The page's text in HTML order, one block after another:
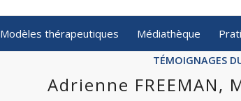
Modèles thérapeutiques Médiathèque
TÉMOIGNAGES
Adrienne FREEMAN,